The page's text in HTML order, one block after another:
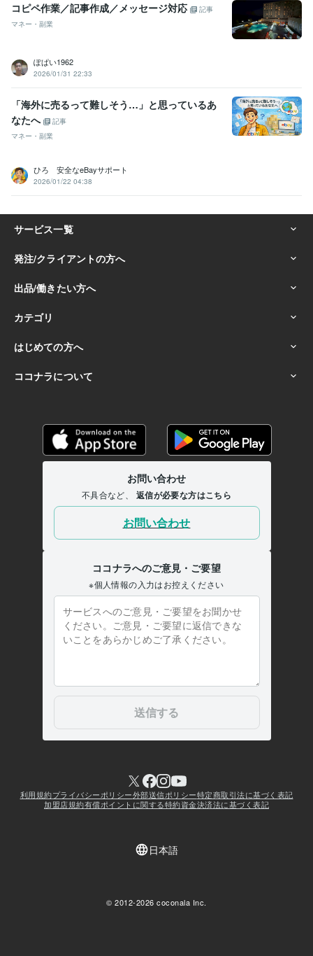
コピペ作業／記事作成／メッセージ対応
記事
マネー・副業
ぽぱい1962
2026/01/31 22:33
「海外に売るって難しそう…」と思っているあ
なたへ
記事
マネー・副業
ひろ 安全なeBayサポート
2026/01/22 04:38